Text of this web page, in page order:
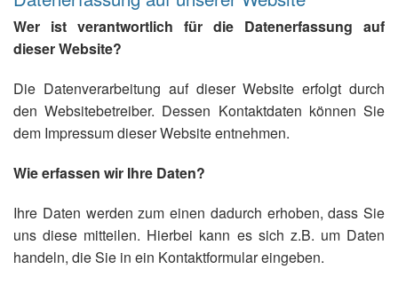
Wer ist verantwortlich für die Datenerfassung auf
dieser Website?
Die Datenverarbeitung auf dieser Website erfolgt durch
den Websitebetreiber. Dessen Kontaktdaten können Sie
dem Impressum dieser Website entnehmen.
Wie erfassen wir Ihre Daten?
Ihre Daten werden zum einen dadurch erhoben, dass Sie
uns diese mitteilen. Hierbei kann es sich z.B. um Daten
handeln, die Sie in ein Kontaktformular eingeben.